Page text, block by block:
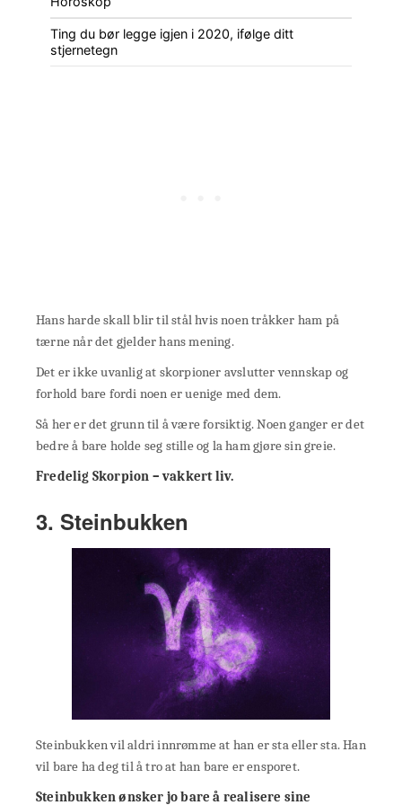
Ting du bør legge igjen i 2020, ifølge ditt
stjernetegn
Hans harde skall blir til stål hvis noen tråkker ham på
tærne når det gjelder hans mening.
Det er ikke uvanlig at skorpioner avslutter vennskap og
forhold bare fordi noen er uenige med dem.
Så her er det grunn til å være forsiktig. Noen ganger er det
bedre å bare holde seg stille og la ham gjøre sin greie.
Fredelig Skorpion – vakkert liv.
3. Steinbukken
Steinbukken vil aldri innrømme at han er sta eller sta. Han
vil bare ha deg til å tro at han bare er ensporet.
Steinbukken ønsker jo bare å realisere sine